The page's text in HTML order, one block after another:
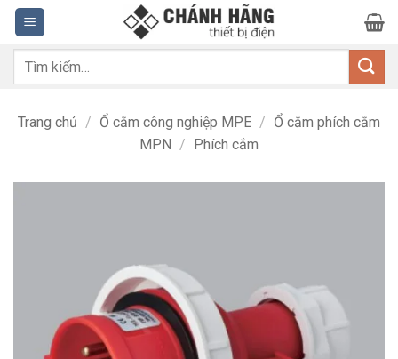
Bỏ
qua
nội
dung
Tìm
Trang chủ / Ổ cắm công nghiệp MPE / Ổ cắm phích cắm
MPN / Phích cắm